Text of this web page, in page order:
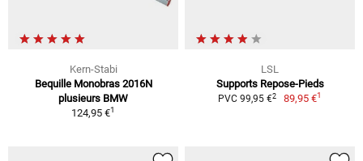
Kern-Stabi
Bequille Monobras 2016N
plusieurs BMW
124,95 €1
LSL
Supports Repose-Pieds
PVC 99,95 €2 89,95 €1